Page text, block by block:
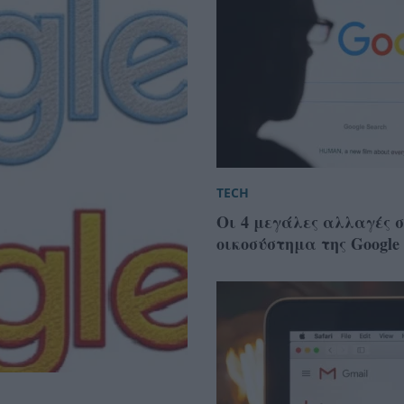
TECH
Οι 4 μεγάλες αλλαγές
οικοσύστημα της Google